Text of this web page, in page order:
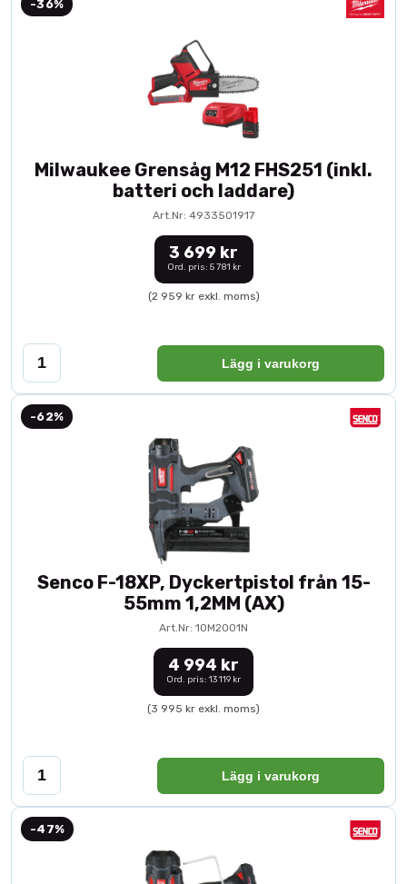
-36%
Milwaukee Grensåg M12 FHS251 (inkl.
batteri och laddare)
Art.Nr: 4933501917
3 699 kr
Ord. pris: 5 781 kr
(2 959 kr exkl. moms)
Lägg i varukorg
-62%
Senco F-18XP, Dyckertpistol från 15-
55mm 1,2MM (AX)
Art.Nr: 10M2001N
4 994 kr
Ord. pris: 13 119 kr
(3 995 kr exkl. moms)
Lägg i varukorg
-47%